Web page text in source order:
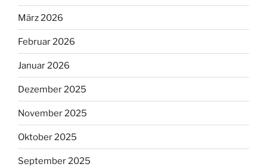
März 2026
Februar 2026
Januar 2026
Dezember 2025
November 2025
Oktober 2025
September 2025